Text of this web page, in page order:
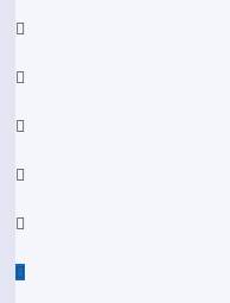
Facebook
YouTube
Telegram
Instagram
Twitter
Google